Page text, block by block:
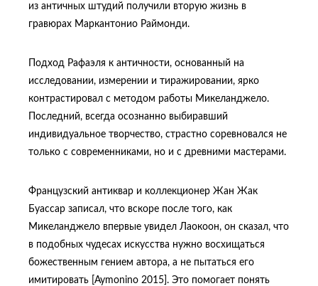
из античных штудий получили вторую жизнь в
гравюрах Маркантонио Раймонди.
Подход Рафаэля к античности, основанный на
исследовании, измерении и тиражировании, ярко
контрастировал с методом работы Микеланджело.
Последний, всегда осознанно выбиравший
индивидуальное творчество, страстно соревновался не
только с современниками, но и с древними мастерами.
Французский антиквар и коллекционер Жан Жак
Буассар записал, что вскоре после того, как
Микеланджело впервые увидел Лаокоон, он сказал, что
в подобных чудесах искусства нужно восхищаться
божественным гением автора, а не пытаться его
имитировать [Aymonino 2015]. Это помогает понять